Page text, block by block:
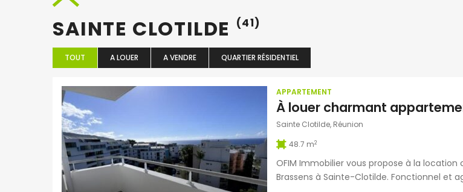
SAINTE CLOTILDE (41)
TOUT A LOUER A VENDRE QUARTIER RÉSIDENTIEL
APPARTEMENT
Sainte Clotilde, Réunion
48.7 m2
OFIM Immobilier vous propose à la
Brassens à Sainte-Clotilde. Fonctionnel et